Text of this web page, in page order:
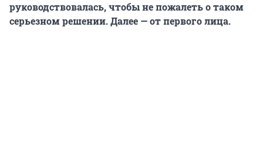
руководствовалась, чтобы не пожалеть о таком
серьезном решении. Далее — от первого лица.